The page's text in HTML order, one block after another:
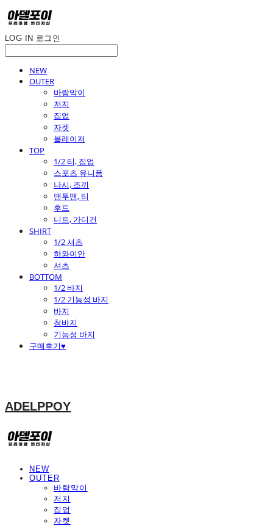
LOG IN 로그인
NEW
OUTER
바람막이
저지
집업
자켓
블레이저
TOP
1/2 티, 집업
스포츠 유니폼
나시, 조끼
맨투맨, 티
후드
니트, 가디건
SHIRT
1/2 셔츠
하와이안
셔츠
BOTTOM
1/2 바지
1/2 기능성 바지
바지
청바지
기능성 바지
구매후기♥
ADELPPOY
NEW
OUTER
바람막이
저지
집업
자켓